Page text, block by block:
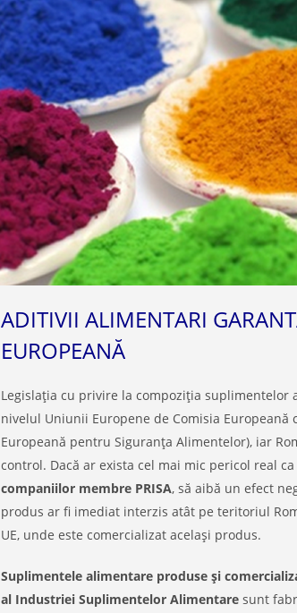
ADITIVII ALIMENTARI
EUROPEANĂ
Legislația cu privire la compoziția suplimentelor
nivelul Uniunii Europene de Comisia Europeană
Europeană pentru Siguranța Alimentelor), iar
control. Dacă ar exista cel mai mic pericol real
companiilor membre PRISA, să aibă un efect
produs ar fi imediat interzis atât pe teritoriul
UE, unde este comercializat același produs.
Suplimentele alimentare produse și
al Industriei Suplimentelor Alimentare sunt